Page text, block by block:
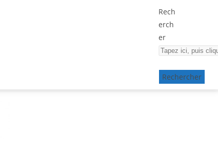
Rech
erch
er
Rechercher